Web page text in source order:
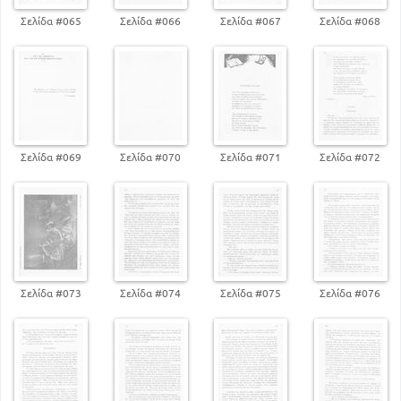
Σελίδα #065 Σελίδα #066 Σελίδα #067 Σελίδα #068
Σελίδα #069 Σελίδα #070 Σελίδα #071 Σελίδα #072
Σελίδα #073 Σελίδα #074 Σελίδα #075 Σελίδα #076